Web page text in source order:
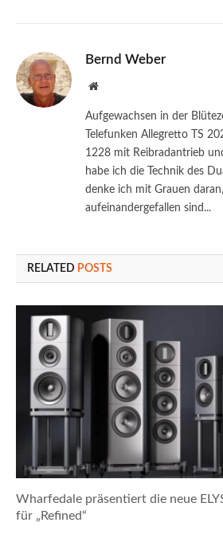
Bernd Weber
Website
Aufgewachsen in der
Telefunken Allegretto TS
1228 mit Reibradantrieb
habe ich die Technik des
denke ich mit Grauen
aufeinandergefallen sind...
RELATED POSTS
Wharfedale präsentiert die neue
für „Refined“